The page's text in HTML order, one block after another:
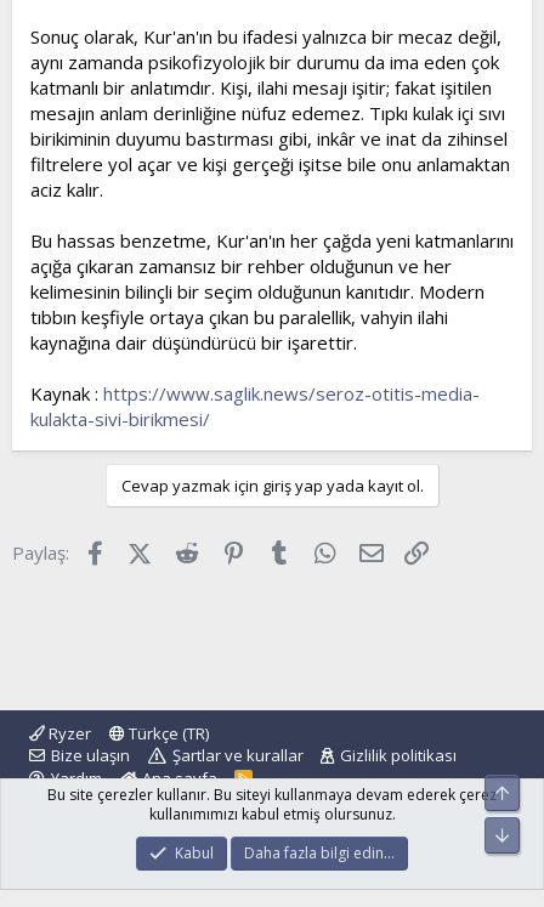
Sonuç olarak, Kur'an'ın bu ifadesi yalnızca bir mecaz değil,
aynı zamanda psikofizyolojik bir durumu da ima eden çok
katmanlı bir anlatımdır. Kişi, ilahi mesajı işitir; fakat işitilen
mesajın anlam derinliğine nüfuz edemez. Tıpkı kulak içi sıvı
birikiminin duyumu bastırması gibi, inkâr ve inat da zihinsel
filtrelere yol açar ve kişi gerçeği işitse bile onu anlamaktan
aciz kalır.
Bu hassas benzetme, Kur'an'ın her çağda yeni katmanlarını
açığa çıkaran zamansız bir rehber olduğunun ve her
kelimesinin bilinçli bir seçim olduğunun kanıtıdır. Modern
tıbbın keşfiyle ortaya çıkan bu paralellik, vahyin ilahi
kaynağına dair düşündürücü bir işarettir.
Kaynak : https://www.saglik.news/seroz-otitis-media-
kulakta-sivi-birikmesi/
Cevap yazmak için giriş yap yada kayıt ol.
Paylaş: FacebookX (Twitter)
Reddit Pinterest
Tumblr WhatsApp
E-posta
Ryzer
Türkçe (TR)
Bize ulaşın
Şartlar ve kurallar
Gizlilik politikası
Yardım
Ana sayfa
R
S
S
Community platform by XenForo ® © 2010-2024 XenForo Ltd.
© 2001 - 2024
Bu site çerezler kullanır. Bu siteyi kullanmaya devam ederek çerez
kullanımımızı kabul etmiş olursunuz.
Kabul
Daha fazla bilgi edin…
Üst
Alt